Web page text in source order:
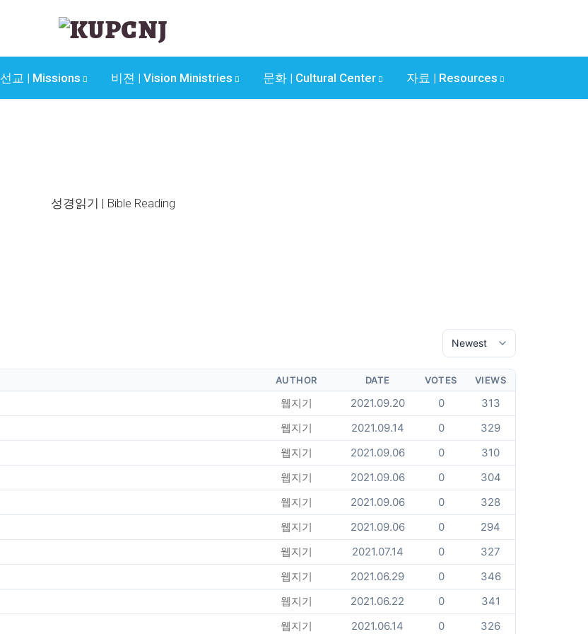
선교 | Missions 비젼 | Vision Ministries 문화 | Cultural Center 자료 | Resources
성경읽기 | Bible Reading
AUTHOR DATE VOTES VIEWS
웹지기 2021.09.20 0
313
웹지기 2021.09.14 0
329
웹지기 2021.09.06 0
310
웹지기 2021.09.06 0
304
웹지기 2021.09.06 0
328
웹지기 2021.09.06 0
294
웹지기 2021.07.14 0
327
웹지기 2021.06.29 0
346
웹지기 2021.06.22 0
341
웹지기 2021.06.14 0 326